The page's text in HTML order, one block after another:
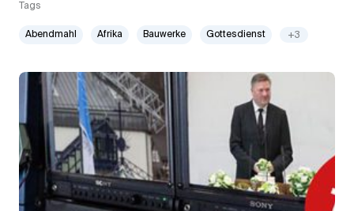
Tags
Abendmahl Afrika Bauwerke Gottesdienst +3